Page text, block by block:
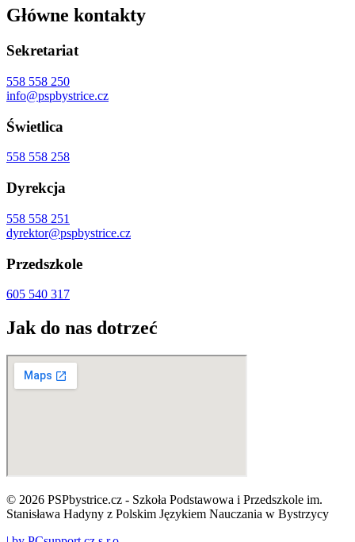
Główne kontakty
Sekretariat
558 558 250
info@pspbystrice.cz
Świetlica
558 558 258
Dyrekcja
558 558 251
dyrektor@pspbystrice.cz
Przedszkole
605 540 317
Jak do nas dotrzeć
© 2026 PSPbystrice.cz - Szkoła Podstawowa i Przedszkole im.
Stanisława Hadyny z Polskim Językiem Nauczania w Bystrzycy